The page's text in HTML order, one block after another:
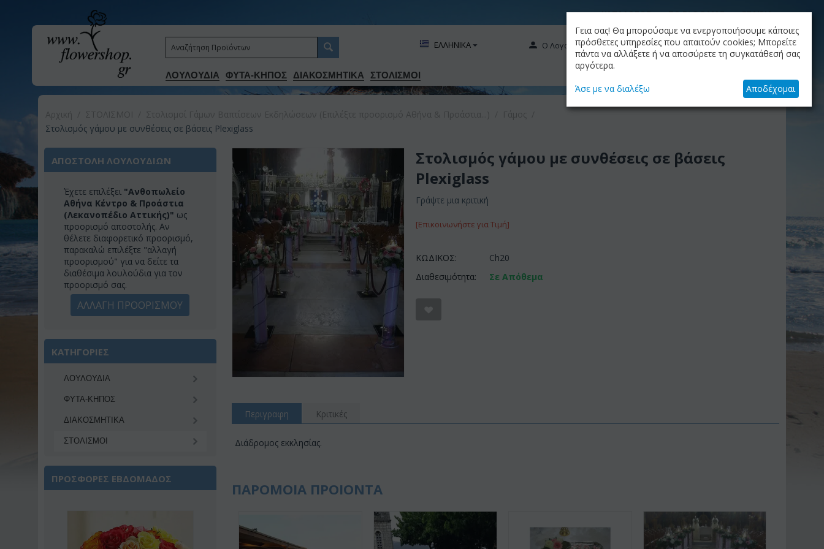
ΚΑΤΑΛΟΓΟΣ ΤΟ BLOG ΜΑΣ ΕΤΑΙΡΙΑ
ΛΟΥΛΟΥΔΙΑ ΦΥΤΑ-ΚΗΠΟΣ ΔΙΑΚΟΣΜΗΤΙΚA ΣΤΟΛΙΣΜΟΙ
Ο Λογαριασμός μου
ΕΛΛΗΝΙΚΑ
+30.210.9319884
ΚΑΛΆΘΙ
Το καλάθι είναι άδειο
Στολισμός γάμου με συνθέσεις σε βάσεις Plexiglass
ΑΠΟΣΤΟΛΗ ΛΟΥΛΟΥΔΙΩΝ
Έχετε επιλέξει "Ανθοπωλείο
Αθήνα Κέντρο & Προάστια
(Λεκανοπέδιο Αττικής)" ως
προορισμό αποστολής. Αν
θέλετε διαφορετικό προορισμό,
παρακαλώ επιλέξτε "αλλαγή
προορισμού" για να δείτε τα
διαθέσιμα λουλούδια για τον
προορισμό σας.
ΑΛΛΑΓΗ ΠΡΟΟΡΙΣΜΟΥ
ΚΑΤΗΓΟΡΙΕΣ
ΛΟΥΛΟΥΔΙΑ
ΦΥΤΑ-ΚΗΠΟΣ
ΔΙΑΚΟΣΜΗΤΙΚA
ΣΤΟΛΙΣΜΟΙ
ΠΡΟΣΦΟΡΕΣ ΕΒΔΟΜΑΔΟΣ
Έκπτωση 12%
Έκπτωση 9%
Έκπτωση 11%
Στολισμός γάμου με συνθέσεις σε βάσεις
Plexiglass
Γράψτε μια κριτική
[Επικοινωνήστε για Τιμή]
ΚΩΔΙΚΟΣ:
Ch20
Διαθεσιμότητα:
Σε Απόθεμα
Περιγραφη Κριτικές
Διάδρομος εκκλησίας.
ΠΑΡΟΜΟΙΑ ΠΡΟΙΟΝΤΑ
Γεια σας! Θα μπορούσαμε να ενεργοποιήσουμε κάποιες
πρόσθετες υπηρεσίες που απαιτούν cookies; Μπορείτε
πάντα να αλλάξετε ή να αποσύρετε τη συγκατάθεσή σας
αργότερα.
Άσε με να διαλέξω Αποδέχομαι